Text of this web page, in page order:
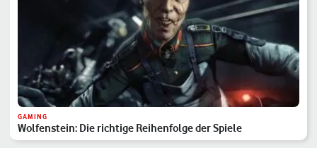
GAMING
Wolfenstein: Die richtige Reihenfolge der Spiele